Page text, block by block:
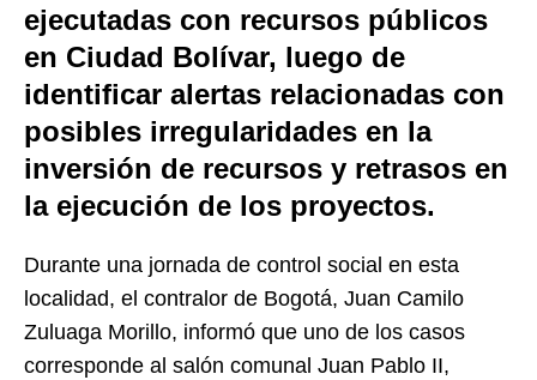
ejecutadas con recursos públicos
en Ciudad Bolívar, luego de
identificar alertas relacionadas con
posibles irregularidades en la
inversión de recursos y retrasos en
la ejecución de los proyectos.
Durante una jornada de control social en esta
localidad, el contralor de Bogotá, Juan Camilo
Zuluaga Morillo, informó que uno de los casos
corresponde al salón comunal Juan Pablo II,